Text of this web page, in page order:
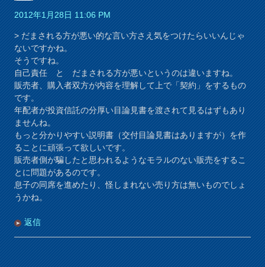
2012年1月28日 11:06 PM
> だまされる方が悪い的な言い方さえ気をつけたらいいんじゃ
ないですかね。
そうですね。
自己責任 と だまされる方が悪いというのは違いますね。
販売者、購入者双方が内容を理解して上で「契約」をするもの
です。
年配者が投資信託の分厚い目論見書を渡されて見るはずもあり
ませんね。
もっと分かりやすい説明書（交付目論見書はありますが）を作
ることに頑張って欲しいです。
販売者側が騙したと思われるようなモラルのない販売をするこ
とに問題があるのです。
息子の同席を進めたり、怪しまれない売り方は無いものでしょ
うかね。
返信